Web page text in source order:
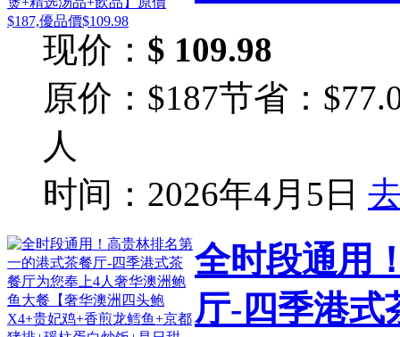
现价： $ 109.98
原价：$187节省：
人
时间：2026年4月5日
全时段通用
厅-四季港式